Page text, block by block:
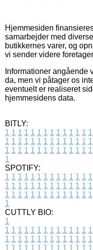
Hjemmesiden
samarbejder med
butikkernes varer, og
vi sender videre
Informationer angående
da, men vi påtager os
eventuelt er realiseret
hjemmesidens data.
BITLY:
1 1 1 1 1 1 1 1 1 1 1 1 1 1
1 1 1 1 1 1 1 1 1 1 1 1 1 1
1 1 1 1 1 1 1 1 1 1 1 1 1 1
1
SPOTIFY:
1 1 1 1 1 1 1 1 1 1 1 1 1 1
1 1 1 1 1 1 1 1 1 1 1 1 1 1
1 1 1 1 1 1 1 1 1 1 1 1 1 1
1
CUTTLY BIO:
1
1 1 1 1 1 1 1 1 1 1 1 1 1 1
1 1 1 1 1 1 1 1 1 1 1 1 1 1
1 1 1 1 1 1 1 1 1 1 1 1 1 1